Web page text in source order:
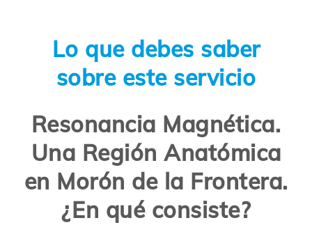
Lo que debes saber
sobre este servicio
Resonancia Magnética.
Una Región Anatómica
en Morón de la Frontera.
¿En qué consiste?